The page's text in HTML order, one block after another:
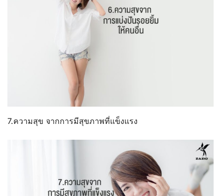
7.ความสุข จากการมีสุขภาพที่แข็งแรง